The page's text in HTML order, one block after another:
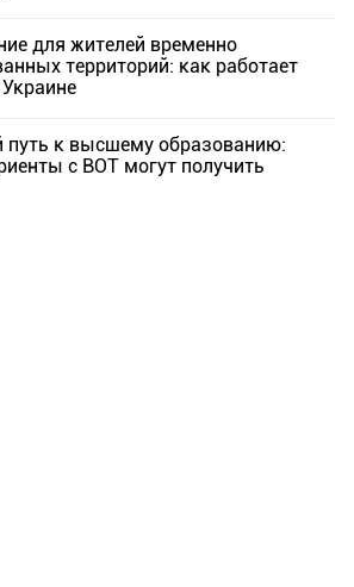
для жителей временно
территорий: как работает
к высшему образованию:
с ВОТ могут получить